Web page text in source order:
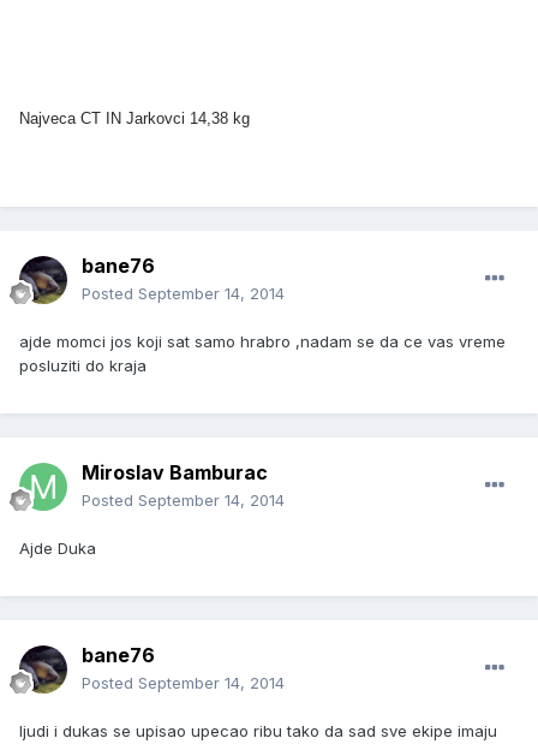
Najveca CT IN Jarkovci 14,38 kg
bane76
Posted September 14, 2014
ajde momci jos koji sat samo hrabro ,nadam se da ce vas vreme
posluziti do kraja
Miroslav Bamburac
Posted September 14, 2014
Ajde Duka
bane76
Posted September 14, 2014
ljudi i dukas se upisao upecao ribu tako da sad sve ekipe imaju